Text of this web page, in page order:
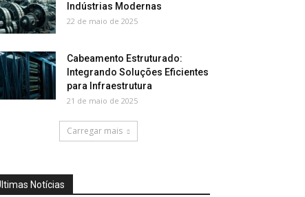
Indústrias Modernas
22 de maio de 2025
Cabeamento Estruturado:
Integrando Soluções Eficientes
para Infraestrutura
21 de maio de 2025
Carregar mais
Notícias